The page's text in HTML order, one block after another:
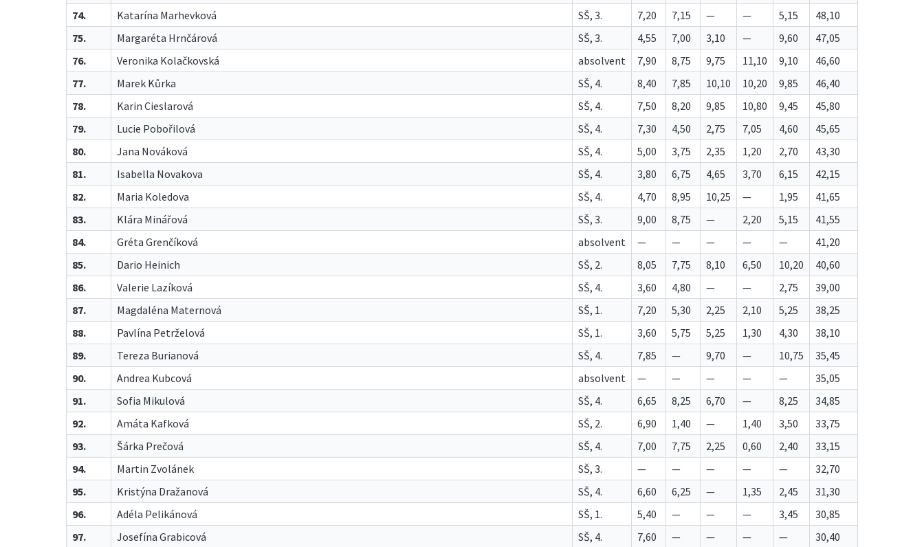
74.
Katarína Marhevková SŠ, 3. 7,20 7,15 — — 5,15
48,10
75.
Margaréta Hrnčárová SŠ, 3. 4,55 7,00 3,10 — 9,60
47,05
76.
Veronika Kolačkovská absolvent 7,90 8,75 9,75 11,10 9,10
46,60
77.
Marek Kůrka SŠ, 4. 8,40 7,85 10,10 10,20 9,85
46,40
78.
Karin Cieslarová SŠ, 4. 7,50 8,20 9,85 10,80 9,45
45,80
79.
Lucie Pobořilová SŠ, 4. 7,30 4,50 2,75 7,05 4,60
45,65
80.
Jana Nováková SŠ, 4. 5,00 3,75 2,35 1,20 2,70
43,30
81.
Isabella Novakova SŠ, 4. 3,80 6,75 4,65 3,70 6,15
42,15
82.
Maria Koledova SŠ, 4. 4,70 8,95 10,25 — 1,95
41,65
83.
Klára Minářová SŠ, 3. 9,00 8,75 — 2,20 5,15
41,55
84.
Gréta Grenčíková absolvent — — — — —
41,20
85.
Dario Heinich SŠ, 2. 8,05 7,75 8,10 6,50 10,20
40,60
86.
Valerie Lazíková SŠ, 4. 3,60 4,80 — — 2,75
39,00
87.
Magdaléna Maternová SŠ, 1. 7,20 5,30 2,25 2,10 5,25
38,25
88.
Pavlína Petrželová SŠ, 1. 3,60 5,75 5,25 1,30 4,30
38,10
89.
Tereza Burianová SŠ, 4. 7,85 — 9,70 — 10,75
35,45
90.
Andrea Kubcová absolvent — — — — —
35,05
91.
Sofia Mikulová SŠ, 4. 6,65 8,25 6,70 — 8,25
34,85
92.
Amáta Kafková SŠ, 2. 6,90 1,40 — 1,40 3,50
33,75
93.
Šárka Prečová SŠ, 4. 7,00 7,75 2,25 0,60 2,40
33,15
94.
Martin Zvolánek SŠ, 3. — — — — —
32,70
95.
Kristýna Dražanová SŠ, 4. 6,60 6,25 — 1,35 2,45
31,30
96.
Adéla Pelikánová SŠ, 1. 5,40 — — — 3,45
30,85
97.
Josefína Grabicová SŠ, 4. 7,60 — — — — 30,40